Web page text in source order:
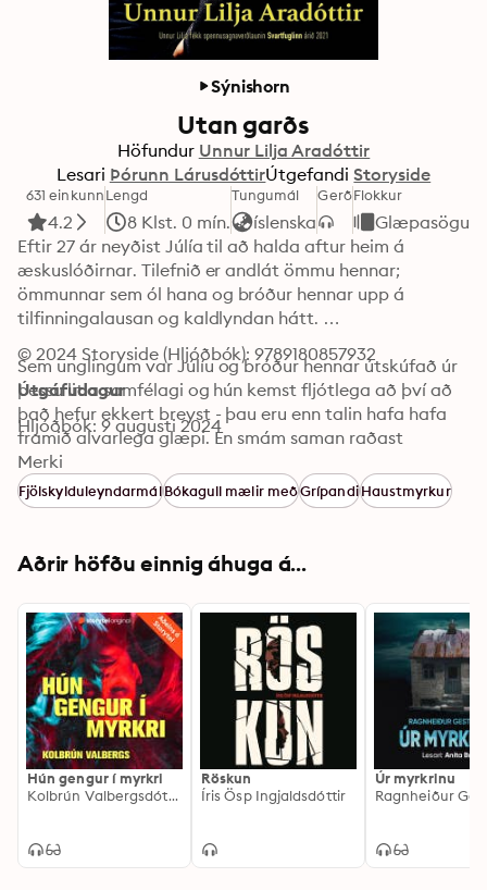
Sýnishorn
Utan garðs
Höfundur Unnur Lilja Aradóttir
Lesari Þórunn LárusdóttirÚtgefandi Storyside
631 einkunn
4.2
Lengd
8 Klst. 0 mín.
Tungumál
íslenska
GerðFlokkur
Glæpasögur
Eftir 27 ár neyðist Júlía til að halda aftur heim á
æskuslóðirnar. Tilefnið er andlát ömmu hennar;
ömmunnar sem ól hana og bróður hennar upp á
tilfinningalausan og kaldlyndan hátt.
Sem unglingum var Júlíu og bróður hennar útskúfað úr
þessu litla samfélagi og hún kemst fljótlega að því að
það hefur ekkert breyst - þau eru enn talin hafa hafa
framið alvarlega glæpi. En smám saman raðast
minningabrotin saman og úr verður mynd sem hefur
mikil áhrif á lífið í smábænum.
Svartfuglinn fyrir síðustu bók sína, Höggið, sem hlaut
mikið lof gagnrýnenda og lesenda.
© 2024 Storyside (Hljóðbók): 9789180857932
Útgáfudagur
Hljóðbók: 9 augusti 2024
Merki
FjölskylduleyndarmálBókagull mælir meðGrípandiHaustmyrkur
Aðrir höfðu einnig áhuga á...
Hún gengur í myrkri
Kolbrún Valbergsdóttir
Röskun
Íris Ösp Ingjaldsdóttir
Úr myrkrinu